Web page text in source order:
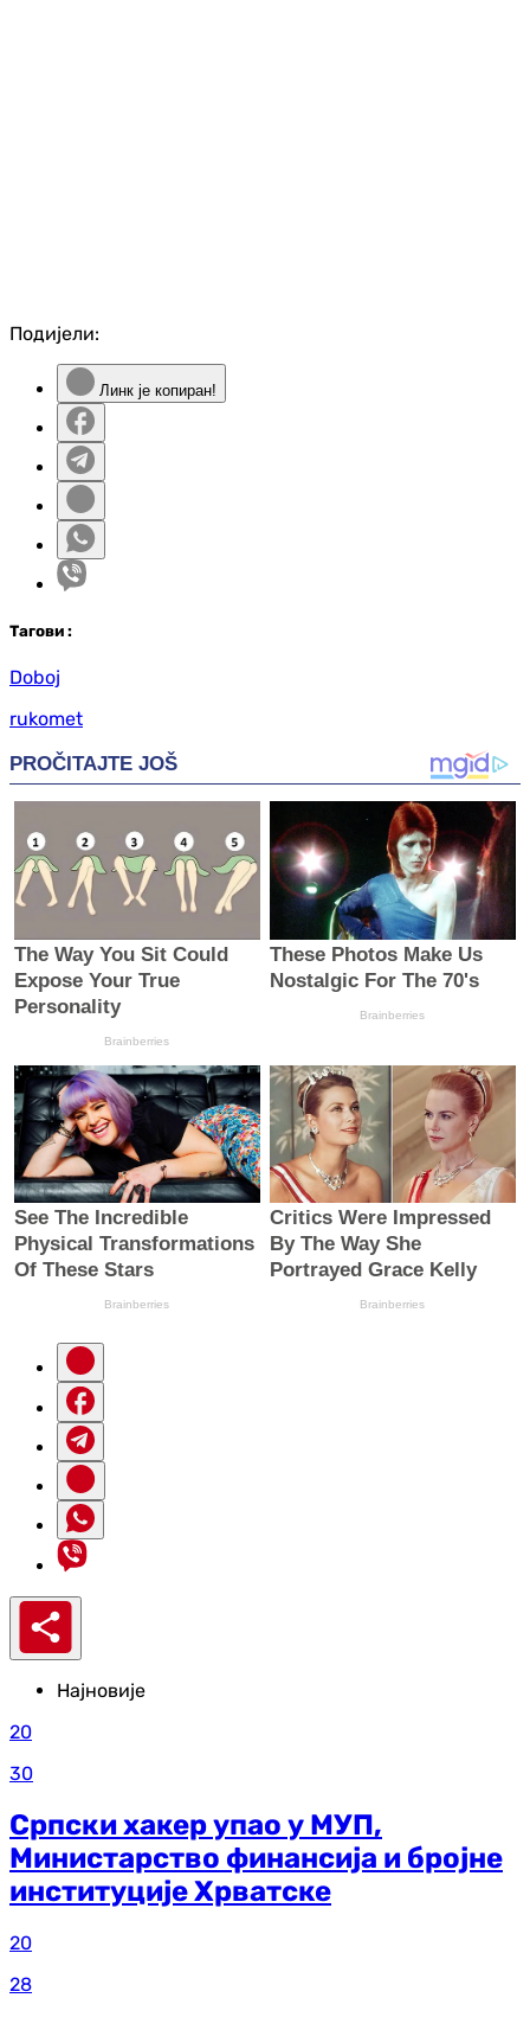
Подијели:
Линк је копиран!
Тагови :
Doboj
rukomet
Најновије
20
30
Српски хакер упао у МУП,
Министарство финансија и бројне
институције Хрватске
20
28